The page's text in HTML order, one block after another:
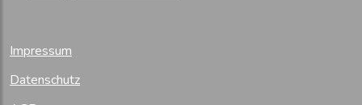
Impressum
Datenschutz